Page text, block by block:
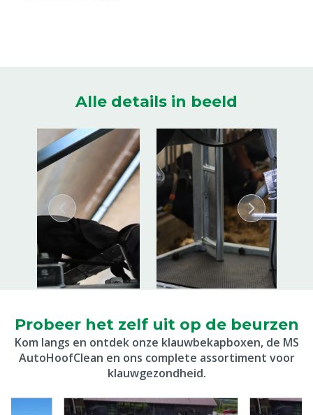
Alle details in beeld
Probeer het zelf uit op de beurzen
Kom langs en ontdek onze klauwbekapboxen, de MS
AutoHoofClean en ons complete assortiment voor
klauwgezondheid.